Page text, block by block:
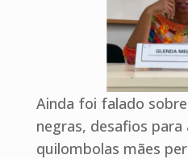
Ainda foi falado
negras, desafios para
quilombolas mães